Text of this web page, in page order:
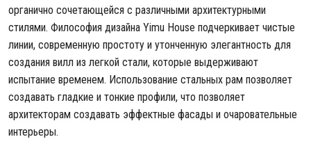
органично сочетающейся с различными архитектурными
стилями. Философия дизайна Yimu House подчеркивает чистые
линии, современную простоту и утонченную элегантность для
создания вилл из легкой стали, которые выдерживают
испытание временем. Использование стальных рам позволяет
создавать гладкие и тонкие профили, что позволяет
архитекторам создавать эффектные фасады и очаровательные
интерьеры.